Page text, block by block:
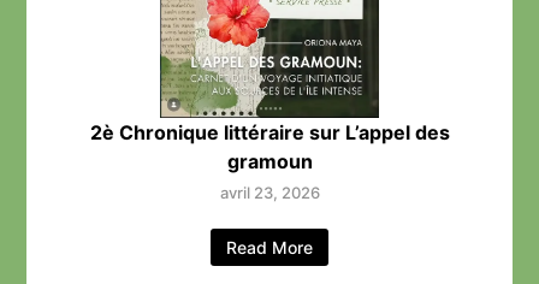
2è Chronique littéraire sur L’appel des
gramoun
avril 23, 2026
Read More